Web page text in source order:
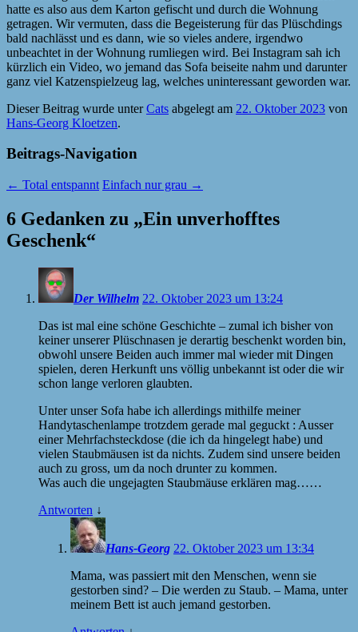
hatte es also aus dem Karton gefischt und durch die Wohnung
getragen. Wir vermuten, dass die Begeisterung für das Plüschdings
bald nachlässt und es dann, wie so vieles andere, irgendwo
unbeachtet in der Wohnung rumliegen wird. Bei Instagram sah ich
kürzlich ein Video, wo jemand das Sofa beiseite nahm und darunter
ganz viel Katzenspielzeug lag, welches uninteressant geworden war.
Dieser Beitrag wurde unterCats abgelegt am 22. Oktober 2023 von
Hans-Georg Kloetzen.
Beitrags-Navigation
← Total entspannt Einfach nur grau →
6 Gedanken zu „Ein unverhofftes
Geschenk“
Der Wilhelm 22. Oktober 2023 um 13:24
Das ist mal eine schöne Geschichte – zumal ich bisher von
keiner unserer Plüschnasen je derartig beschenkt worden bin,
obwohl unsere Beiden auch immer mal wieder mit Dingen
spielen, deren Herkunft uns völlig unbekannt ist oder die wir
schon lange verloren glaubten.
Unter unser Sofa habe ich allerdings mithilfe meiner
Handytaschenlampe trotzdem gerade mal geguckt : Ausser
einer Mehrfachsteckdose (die ich da hingelegt habe) und
vielen Staubmäusen ist da nichts. Zudem sind unsere beiden
auch zu gross, um da noch drunter zu kommen.
Was auch die ungejagten Staubmäuse erklären mag……
Antworten ↓
Hans-Georg 22. Oktober 2023 um 13:34
Mama, was passiert mit den Menschen, wenn sie
gestorben sind? – Die werden zu Staub. – Mama, unter
meinem Bett ist auch jemand gestorben.